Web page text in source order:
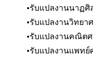
รับแปลงานนาฏศิ
รับแปลงานวิทยา
รับแปลงานคณิต
รับแปลงานแพทย์